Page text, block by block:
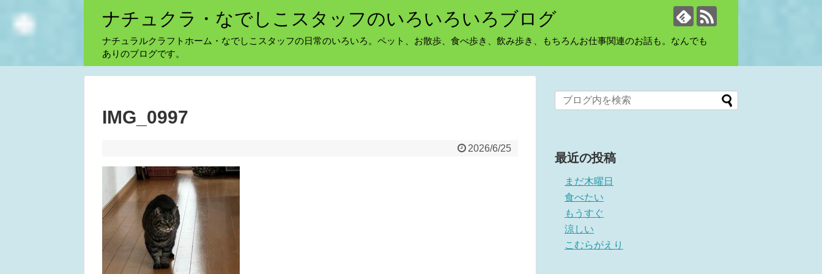
ナチュクラ・なでしこスタッフのいろいろいろブログ
ナチュラルクラフトホーム・なでしこスタッフの日常のいろいろ。ペット、お散歩、食べ歩き、飲み歩き、もちろんお仕事関連のお話も。なんでも
ありのブログです。
IMG_0997
2026/6/25
最近の投稿
まだ木曜日
食べたい
もうすぐ
涼しい
こむらがえり